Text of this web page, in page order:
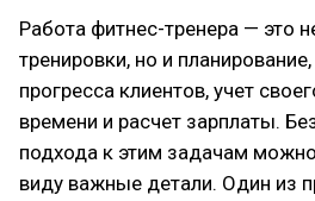
Работа фитнес-тренера — это
тренировки, но и
прогресса клиентов, учет
времени и расчет зарплаты.
подхода к этим задачам можно
виду важные детали. Один из